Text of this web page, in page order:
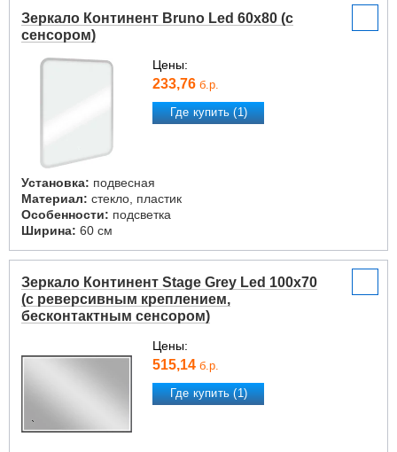
Зеркало Континент Bruno Led 60x80 (с
сенсором)
Цены:
233,76 б.р.
Где купить (1)
Установка: подвесная
Материал: стекло, пластик
Особенности: подсветка
Ширина: 60 см
Зеркало Континент Stage Grey Led 100х70
(с реверсивным креплением,
бесконтактным сенсором)
Цены:
515,14 б.р.
Где купить (1)